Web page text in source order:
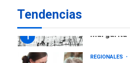
Tendencias
1
Margarita
REGIONALES